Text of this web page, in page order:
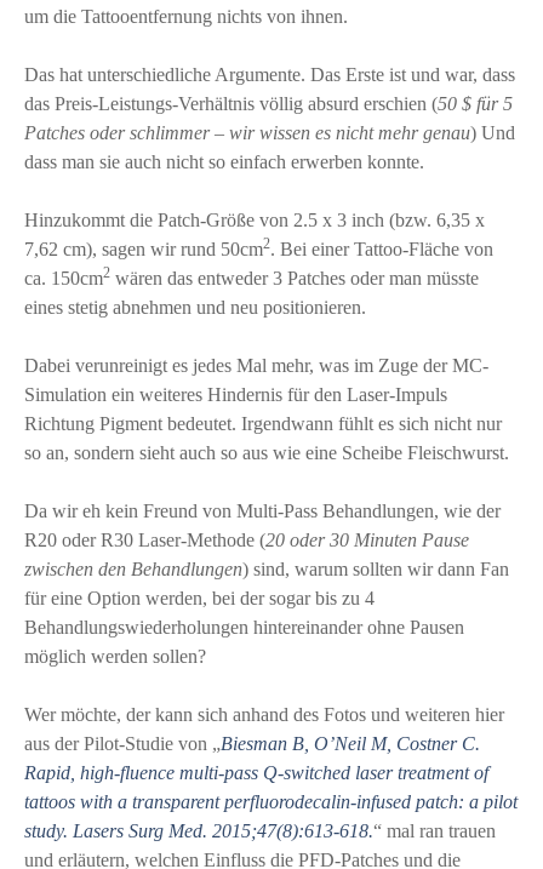
um die Tattooentfernung nichts von ihnen.
Das hat unterschiedliche Argumente. Das Erste ist und war, dass
das Preis-Leistungs-Verhältnis völlig absurd erschien (50 $ für 5
Patches oder schlimmer – wir wissen es nicht mehr genau) Und
dass man sie auch nicht so einfach erwerben konnte.
Hinzukommt die Patch-Größe von 2.5 x 3 inch (bzw. 6,35 x
7,62 cm), sagen wir rund 50cm2. Bei einer Tattoo-Fläche von
ca. 150cm2 wären das entweder 3 Patches oder man müsste
eines stetig abnehmen und neu positionieren.
Dabei verunreinigt es jedes Mal mehr, was im Zuge der MC-
Simulation ein weiteres Hindernis für den Laser-Impuls
Richtung Pigment bedeutet. Irgendwann fühlt es sich nicht nur
so an, sondern sieht auch so aus wie eine Scheibe Fleischwurst.
Da wir eh kein Freund von Multi-Pass Behandlungen, wie der
R20 oder R30 Laser-Methode (20 oder 30 Minuten Pause
zwischen den Behandlungen) sind, warum sollten wir dann Fan
für eine Option werden, bei der sogar bis zu 4
Behandlungswiederholungen hintereinander ohne Pausen
möglich werden sollen?
Wer möchte, der kann sich anhand des Fotos und weiteren hier
aus der Pilot-Studie von „Biesman B, O’Neil M, Costner C.
Rapid, high-fluence multi-pass Q-switched laser treatment of
tattoos with a transparent perfluorodecalin-infused patch: a pilot
study. Lasers Surg Med. 2015;47(8):613-618.“ mal ran trauen
und erläutern, welchen Einfluss die PFD-Patches und die